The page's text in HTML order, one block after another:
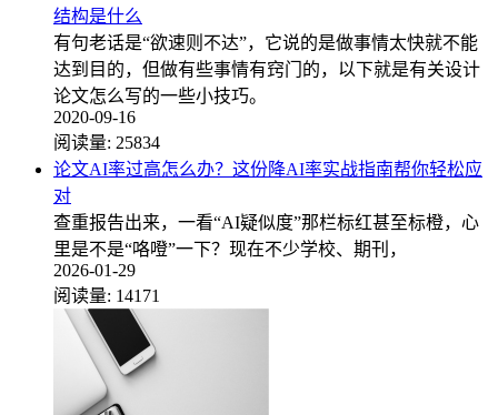
结构是什么
有句老话是“欲速则不达”，它说的是做事情太快就不能
达到目的，但做有些事情有窍门的，以下就是有关设计
论文怎么写的一些小技巧。
2020-09-16
阅读量: 25834
论文AI率过高怎么办？这份降AI率实战指南帮你轻松应
对
查重报告出来，一看“AI疑似度”那栏标红甚至标橙，心
里是不是“咯噔”一下？现在不少学校、期刊，
2026-01-29
阅读量: 14171